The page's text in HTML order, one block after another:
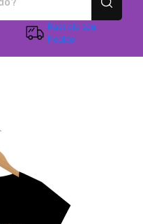
Rastreie seu
Pedido